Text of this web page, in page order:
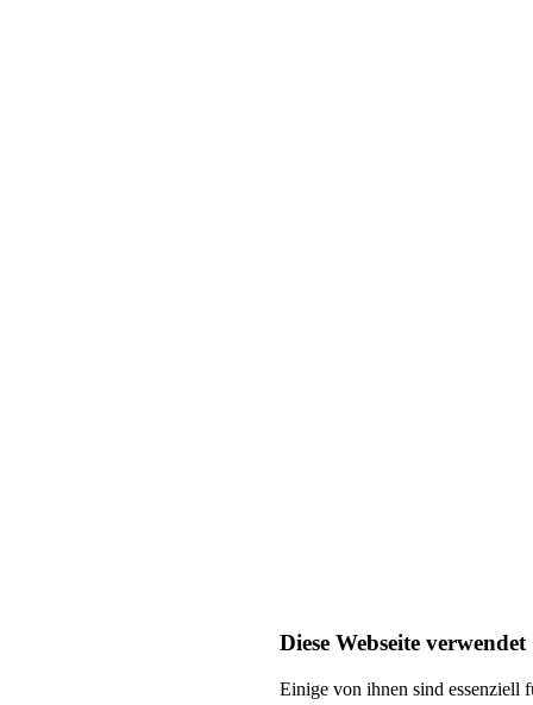
Diese Webseite
Einige von ihnen sind essenziell